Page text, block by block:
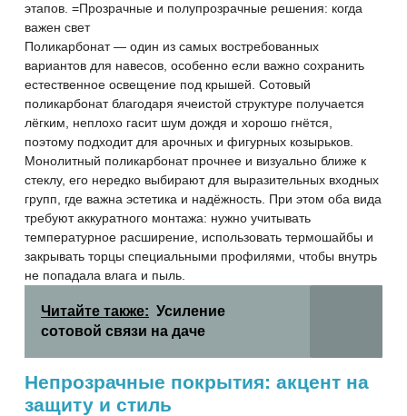
этапов. =Прозрачные и полупрозрачные решения: когда
важен свет
Поликарбонат — один из самых востребованных
вариантов для навесов, особенно если важно сохранить
естественное освещение под крышей. Сотовый
поликарбонат благодаря ячеистой структуре получается
лёгким, неплохо гасит шум дождя и хорошо гнётся,
поэтому подходит для арочных и фигурных козырьков.
Монолитный поликарбонат прочнее и визуально ближе к
стеклу, его нередко выбирают для выразительных входных
групп, где важна эстетика и надёжность. При этом оба вида
требуют аккуратного монтажа: нужно учитывать
температурное расширение, использовать термошайбы и
закрывать торцы специальными профилями, чтобы внутрь
не попадала влага и пыль.
Читайте также: Усиление
сотовой связи на даче
Непрозрачные покрытия: акцент на
защиту и стиль